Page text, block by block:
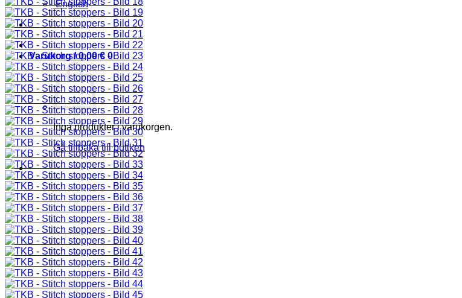
English
Varukorg /0,00€ 0
Inga produkter i varukorgen.
Gå tillbaka till butiken